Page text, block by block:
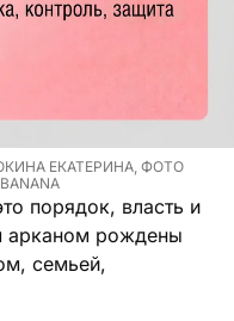
ЕКАТЕРИНА, ФОТО
порядок, власть и
арканом рождены
семьей,